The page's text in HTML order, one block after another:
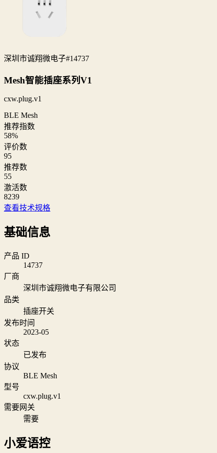
深圳市诚翔微电子#14737
Mesh智能插座系列V1
cxw.plug.v1
BLE Mesh
推荐指数
58%
评价数
95
推荐数
55
激活数
8239
查看技术规格
基础信息
产品 ID
14737
厂商
深圳市诚翔微电子有限公司
品类
插座开关
发布时间
2023-05
状态
已发布
协议
BLE Mesh
型号
cxw.plug.v1
需要网关
需要
小爱语控